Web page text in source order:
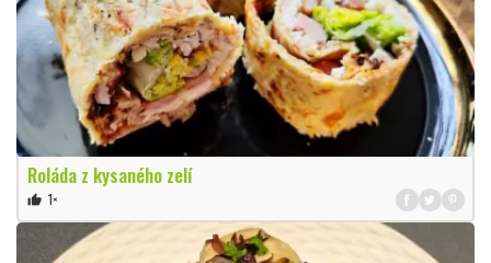
Roláda z kysaného zelí
thumb_up 1×